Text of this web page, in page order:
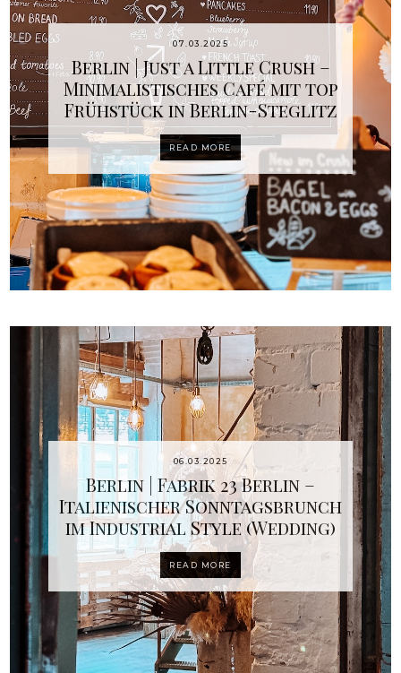
07.03.2025
Berlin | Just a Little Crush –
Minimalistisches Café mit top
Frühstück in Berlin-Steglitz
READ MORE
06.03.2025
Berlin | Fabrik 23 Berlin –
Italienischer Sonntagsbrunch
im Industrial Style (Wedding)
READ MORE